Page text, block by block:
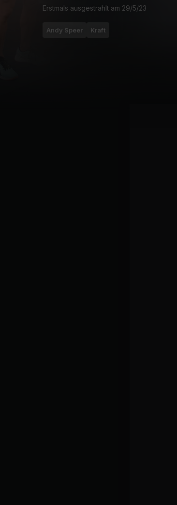
Erstmals ausgestrahlt am 29/5/23
Andy Speer Kraft